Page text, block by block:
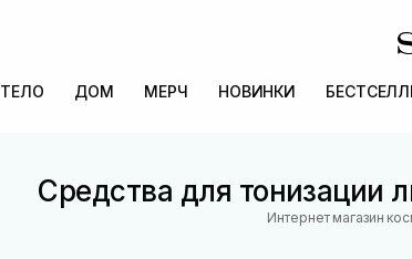
ТЕЛО ДОМ МЕРЧ НОВИНКИ
Средства для тонизации
Интернет магазин